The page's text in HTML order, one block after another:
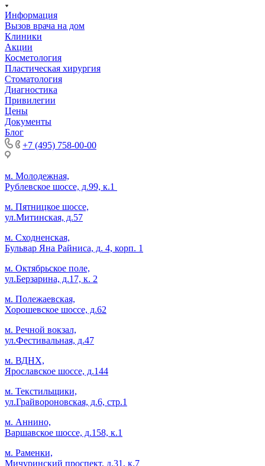
Информация
Вызов врача на дом
Клиники
Акции
Косметология
Пластическая хирургия
Стоматология
Диагностика
Привилегии
Цены
Документы
Блог
+7 (495) 758-00-00
м. Молодежная,
Рублевское шоссе, д.99, к.1
м. Пятницкое шоссе,
ул.Митинская, д.57
м. Сходненская,
Бульвар Яна Райниса, д. 4, корп. 1
м. Октябрьское поле,
ул.Берзарина, д.17, к. 2
м. Полежаевская,
Хорошевское шоссе, д.62
м. Речной вокзал,
ул.Фестивальная, д.47
м. ВДНХ,
Ярославское шоссе, д.144
м. Текстильщики,
ул.Грайвороновская, д.6, стр.1
м. Аннино,
Варшавское шоссе, д.158, к.1
м. Раменки,
Мичуринский проспект, д.31, к.7